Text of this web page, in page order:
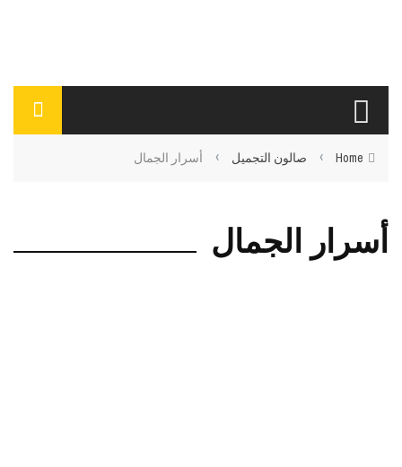
Home
› صالون التجميل › أسرار الجمال
أسرار الجمال